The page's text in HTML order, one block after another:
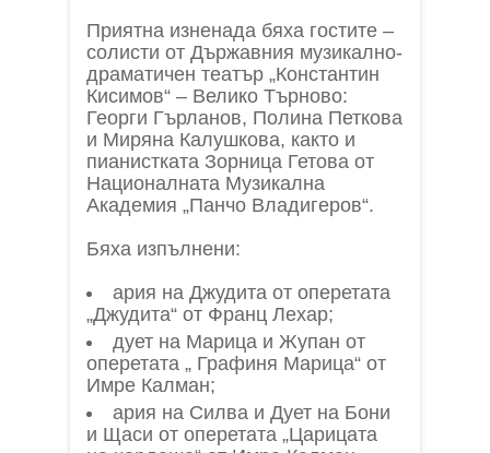
Приятна изненада бяха гостите –
солисти от Държавния музикално-
драматичен театър „Константин
Кисимов“ – Велико Търново:
Георги Гърланов, Полина Петкова
и Миряна Калушкова, както и
пианистката Зорница Гетова от
Националната Музикална
Академия „Панчо Владигеров“.
Бяха изпълнени:
ария на Джудита от оперетата
„Джудита“ от Франц Лехар;
дует на Марица и Жупан от
оперетата „ Графиня Марица“ от
Имре Калман;
ария на Силва и Дует на Бони
и Щаси от оперетата „Царицата